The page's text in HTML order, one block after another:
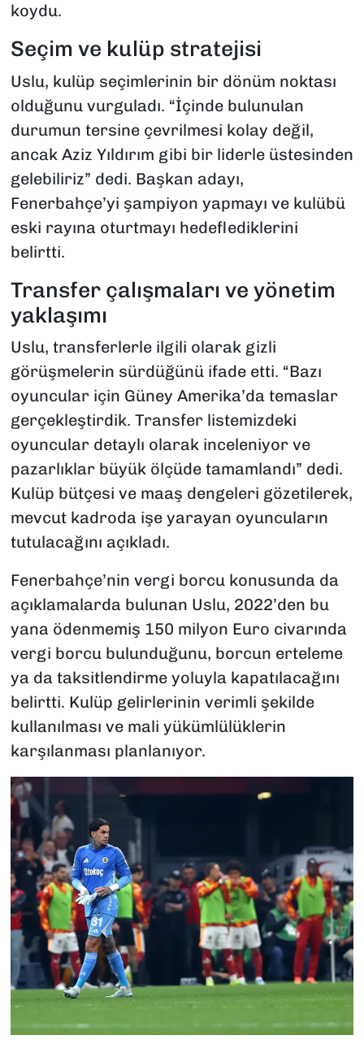
koydu.
Seçim ve kulüp stratejisi
Uslu, kulüp seçimlerinin bir dönüm noktası
olduğunu vurguladı. “İçinde bulunulan
durumun tersine çevrilmesi kolay değil,
ancak Aziz Yıldırım gibi bir liderle üstesinden
gelebiliriz” dedi. Başkan adayı,
Fenerbahçe’yi şampiyon yapmayı ve kulübü
eski rayına oturtmayı hedeflediklerini
belirtti.
Transfer çalışmaları ve yönetim
yaklaşımı
Uslu, transferlerle ilgili olarak gizli
görüşmelerin sürdüğünü ifade etti. “Bazı
oyuncular için Güney Amerika’da temaslar
gerçekleştirdik. Transfer listemizdeki
oyuncular detaylı olarak inceleniyor ve
pazarlıklar büyük ölçüde tamamlandı” dedi.
Kulüp bütçesi ve maaş dengeleri gözetilerek,
mevcut kadroda işe yarayan oyuncuların
tutulacağını açıkladı.
Fenerbahçe’nin vergi borcu konusunda da
açıklamalarda bulunan Uslu, 2022’den bu
yana ödenmemiş 150 milyon Euro civarında
vergi borcu bulunduğunu, borcun erteleme
ya da taksitlendirme yoluyla kapatılacağını
belirtti. Kulüp gelirlerinin verimli şekilde
kullanılması ve mali yükümlülüklerin
karşılanması planlanıyor.